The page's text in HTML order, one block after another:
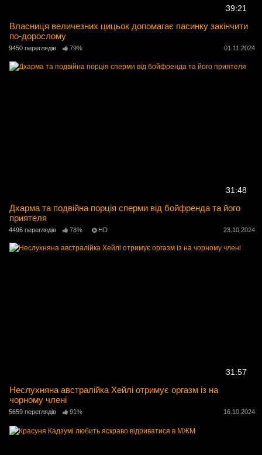
39:21
Власниця величезних цицьок допомагає пасинку закінчити
по-дорослому
9450 переглядів 79% 01.11.2024
31:48
Дхарма та подвійна порція сперми від бойфренда та його
приятеля
4496 переглядів 78% HD 23.10.2024
31:57
Неслухняна австралійка Хейлі отримує оргазм із на
чорному члені
5659 переглядів 91% 16.10.2024